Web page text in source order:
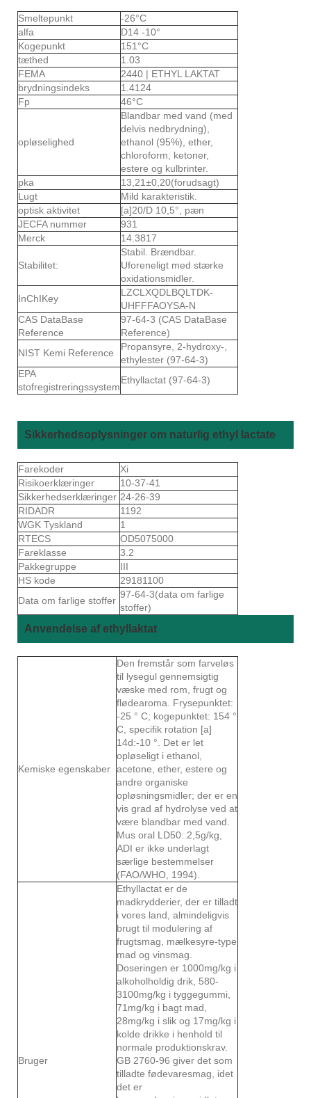
Smeltepunkt
-26°C
alfa
D14 -10°
Kogepunkt
151°C
tæthed
1.03
FEMA
2440 | ETHYL LAKTAT
brydningsindeks
1.4124
Fp
46°C
opløselighed
Blandbar med vand (med
delvis nedbrydning),
ethanol (95%), ether,
chloroform, ketoner,
estere og kulbrinter.
pka
13,21±0,20(forudsagt)
Lugt
Mild karakteristik.
optisk aktivitet
[a]20/D 10,5°, pæn
JECFA nummer
931
Merck
14.3817
Stabilitet:
Stabil. Brændbar.
Uforeneligt med stærke
oxidationsmidler.
InChIKey
LZCLXQDLBQLTDK-
UHFFFAOYSA-N
CAS DataBase
Reference
97-64-3 (CAS DataBase
Reference)
NIST Kemi Reference
Propansyre, 2-hydroxy-,
ethylester (97-64-3)
EPA
stofregistreringssystem
Ethyllactat (97-64-3)
Sikkerhedsoplysninger om naturlig ethyl lactate
Farekoder
Xi
Risikoerklæringer
10-37-41
Sikkerhedserklæringer 24-26-39
RIDADR
1192
WGK Tyskland
1
RTECS
OD5075000
Fareklasse
3.2
Pakkegruppe
III
HS kode
29181100
Data om farlige stoffer
97-64-3(data om farlige
stoffer)
Anvendelse af ethyllaktat
Kemiske egenskaber
Den fremstår som farveløs
til lysegul gennemsigtig
væske med rom, frugt og
flødearoma. Frysepunktet:
-25 ° C; kogepunktet: 154 °
C, specifik rotation [a]
14d:-10 °. Det er let
opløseligt i ethanol,
acetone, ether, estere og
andre organiske
opløsningsmidler; der er en
vis grad af hydrolyse ved at
være blandbar med vand.
Mus oral LD50: 2,5g/kg,
ADI er ikke underlagt
særlige bestemmelser
(FAO/WHO, 1994).
Bruger
Ethyllactat er de
madkrydderier, der er tilladt
i vores land, almindeligvis
brugt til modulering af
frugtsmag, mælkesyre-type
mad og vinsmag.
Doseringen er 1000mg/kg i
alkoholholdig drik, 580-
3100mg/kg i tyggegummi,
71mg/kg i bagt mad,
28mg/kg i slik og 17mg/kg i
kolde drikke i henhold til
normale produktionskrav.
GB 2760-96 giver det som
tilladte fødevaresmag, idet
det er